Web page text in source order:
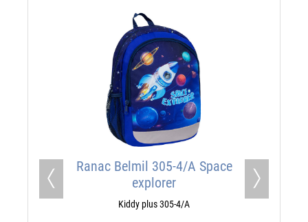
Ranac Belmil 305-4/A Space
explorer
Kiddy plus 305-4/A
Previous Next